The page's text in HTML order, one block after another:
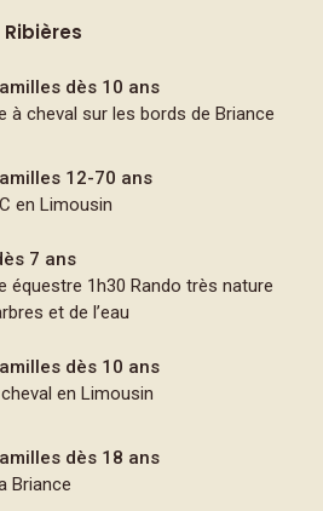
dès 10 ans
à cheval sur les bords de Briance
12-70 ans
en Limousin
7 ans
équestre 1h30 Rando très nature
et de l’eau
dès 10 ans
en Limousin
dès 18 ans
Briance